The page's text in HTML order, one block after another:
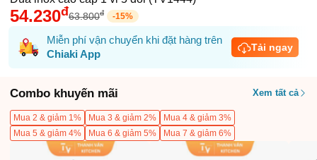
54.230đ63.800đ -15%
Miễn phí vận chuyển khi đặt hàng trên
Chiaki App
Tải ngay
Combo khuyến mãi Xem tất cả
Mua 2 & giảm 1% Mua 3 & giảm 2%
Mua 4 & giảm 3%
Mua 5 & giảm 4%
Mua 6 & giảm 5% Mua 7 & giảm 6%